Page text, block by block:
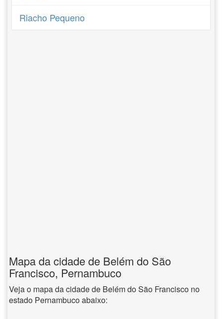
Riacho Pequeno
Mapa da cidade de Belém do São
Francisco, Pernambuco
Veja o mapa da cidade de Belém do São Francisco no
estado Pernambuco abaixo: